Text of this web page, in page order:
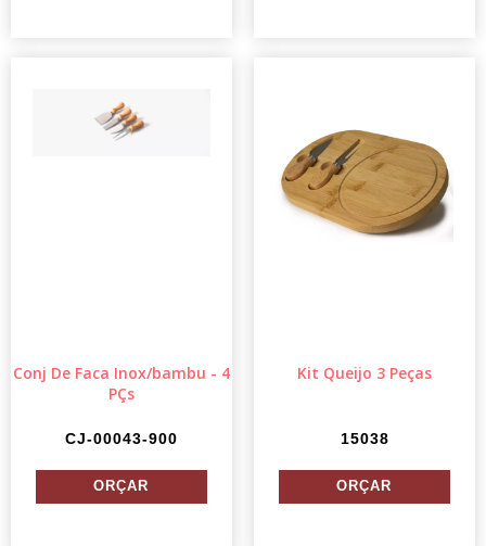
Conj De Faca Inox/bambu - 4
PÇs
CJ-00043-900
Kit Queijo 3 Peças
15038